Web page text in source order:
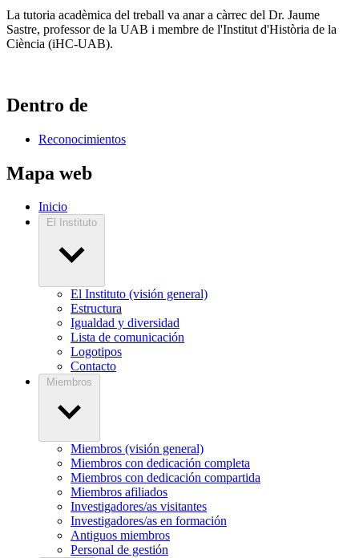
La tutoria acadèmica del treball va anar a càrrec del Dr. Jaume
Sastre, professor de la UAB i membre de l'Institut d'Història de la
Ciència (iHC-UAB).
Dentro de
Reconocimientos
Mapa web
Inicio
El Instituto
El Instituto (visión general)
Estructura
Igualdad y diversidad
Lista de comunicación
Logotipos
Contacto
Miembros
Miembros (visión general)
Miembros con dedicación completa
Miembros con dedicación compartida
Miembros afiliados
Investigadores/as visitantes
Investigadores/as en formación
Antiguos miembros
Personal de gestión